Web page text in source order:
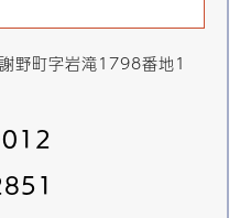
野町字岩滝1798番地1